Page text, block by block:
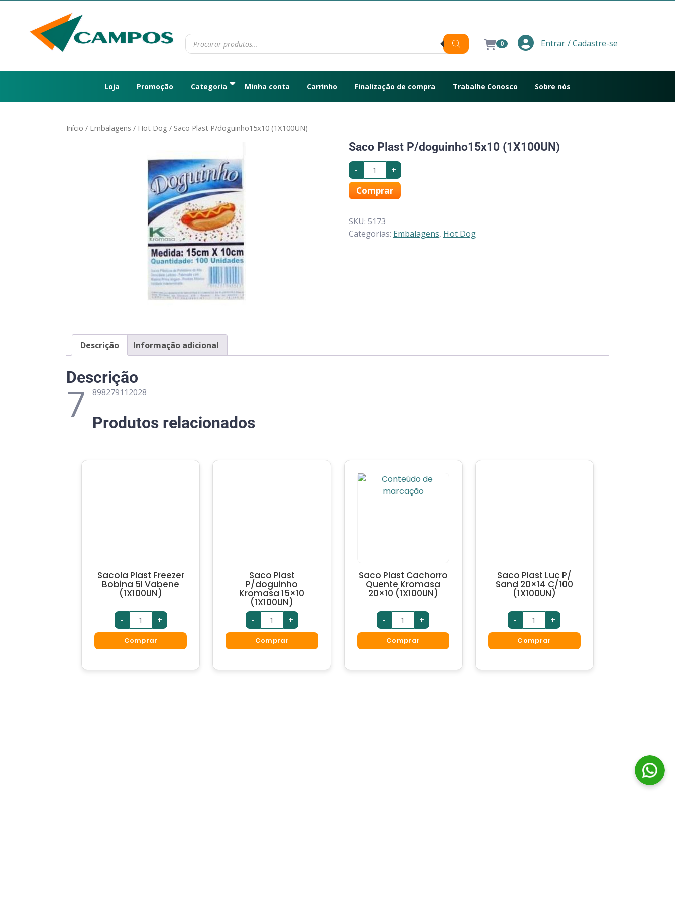
0 Entrar / Cadastre-se
Loja Promoção Categoria Minha conta Carrinho Finalização de compra Trabalhe Conosco Sobre nós
Início / Embalagens / Hot Dog / Saco Plast P/doguinho15x10 (1X100UN)
Saco Plast P/doguinho15x10 (1X100UN)
- +
Comprar
SKU: 5173
Categorias: Embalagens, Hot Dog
Descrição Informação adicional
Descrição
7 898279112028
Produtos relacionados
Sacola Plast Freezer
Bobina 5l Vabene
(1X100UN)
- +
Comprar
Saco Plast
P/doguinho
Kromasa 15×10
(1X100UN)
- +
Comprar
Saco Plast Cachorro
Quente Kromasa
20×10 (1X100UN)
- +
Comprar
Saco Plast Luc P/
Sand 20×14 C/100
(1X100UN)
- +
Comprar